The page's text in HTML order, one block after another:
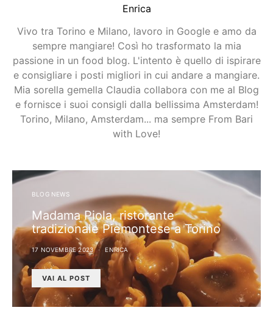
Enrica
Vivo tra Torino e Milano, lavoro in Google e amo da
sempre mangiare! Così ho trasformato la mia
passione in un food blog. L'intento è quello di ispirare
e consigliare i posti migliori in cui andare a mangiare.
Mia sorella gemella Claudia collabora con me al Blog
e fornisce i suoi consigli dalla bellissima Amsterdam!
Torino, Milano, Amsterdam... ma sempre From Bari
with Love!
BLOG NEWS
Madama Piola, ristorante
tradizionale Piemontese a Torino
17 NOVEMBRE 2023 ENRICA
VAI AL POST